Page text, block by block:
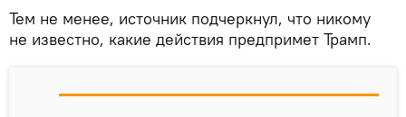
Тем не менее, источник подчеркнул, что никому
не известно, какие действия предпримет Трамп.